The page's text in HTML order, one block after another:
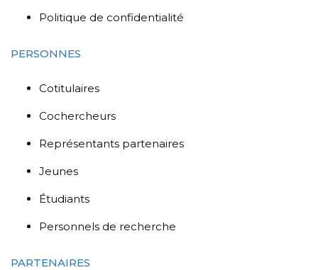
Politique de confidentialité
PERSONNES
Cotitulaires
Cochercheurs
Représentants partenaires
Jeunes
Étudiants
Personnels de recherche
PARTENAIRES